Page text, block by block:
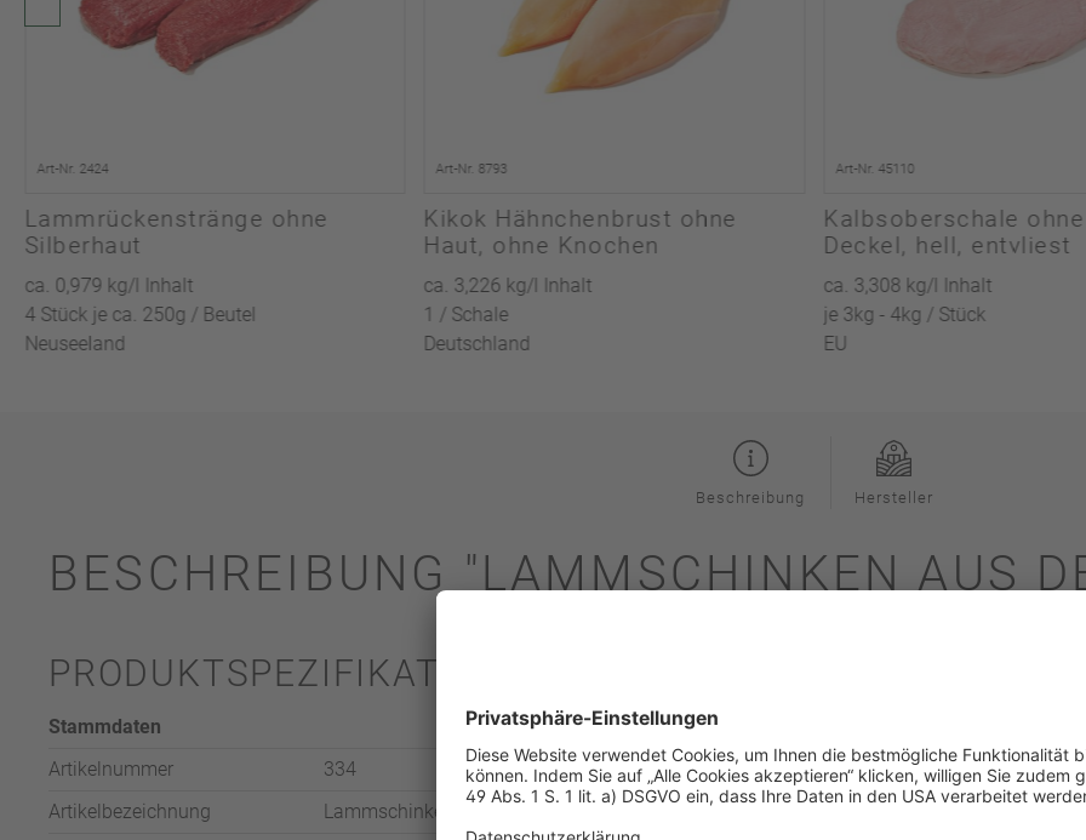
Art-Nr. 2424
Lammrückenstränge ohne
Silberhaut
ca. 0,979 kg/l Inhalt
4 Stück je ca. 250g / Beutel
Neuseeland
Art-Nr. 8793
Kikok Hähnchenbrust ohne
Haut, ohne Knochen
ca. 3,226 kg/l Inhalt
1 / Schale
Deutschland
Art-Nr. 45110
Kalbsoberschale ohne
Deckel, hell, entvliest
ca. 3,308 kg/l Inhalt
je 3kg - 4kg / Stück
EU
Beschreibung Hersteller
BESCHREIBUNG "LAMMSCHINKEN AUS
PRODUKTSPEZIFIKATION
Stammdaten
Artikelnummer
334
Artikelbezeichnung
Lammschinken aus der Keule